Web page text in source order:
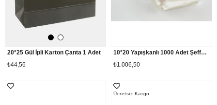
20*25 Gül İpli Karton Çanta 1 Adet
₺44,56
10*20 Yapışkanlı 1000 Adet Şeffaf Poşet
₺1.006,50
Ücretsiz Kargo